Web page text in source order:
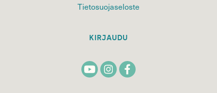
Tietosuojaseloste
KIRJAUDU